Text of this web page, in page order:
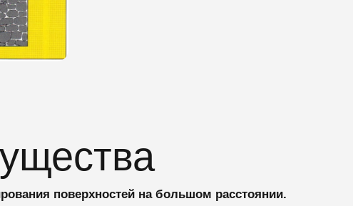
поверхностей на большом расстоянии.